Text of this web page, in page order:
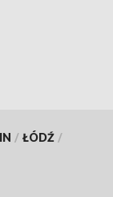
/ ŁÓDŹ /